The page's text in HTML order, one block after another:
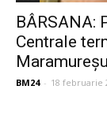
BÂRSANA:
Centrale
BM24 - 18 februarie